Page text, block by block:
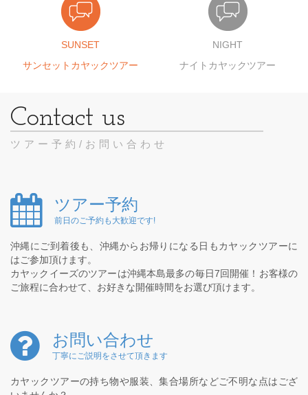
SUNSET
サンセットカヤックツアー
NIGHT
ナイトカヤックツアー
ツアー予約/お問い合わせ
ツアー予約
前日のご予約も大歓迎です!
沖縄にご到着後も、沖縄からお帰りになる日もカヤックツアーに
はご参加頂けます。
カヤックイーズのツアーは沖縄本島最多の毎日7回開催！お客様の
ご旅程に合わせて、お好きな開催時間をお選び頂けます。
お問い合わせ
丁寧にご説明をさせて頂きます
カヤックツアーの持ち物や服装、集合場所などご不明な点はござ